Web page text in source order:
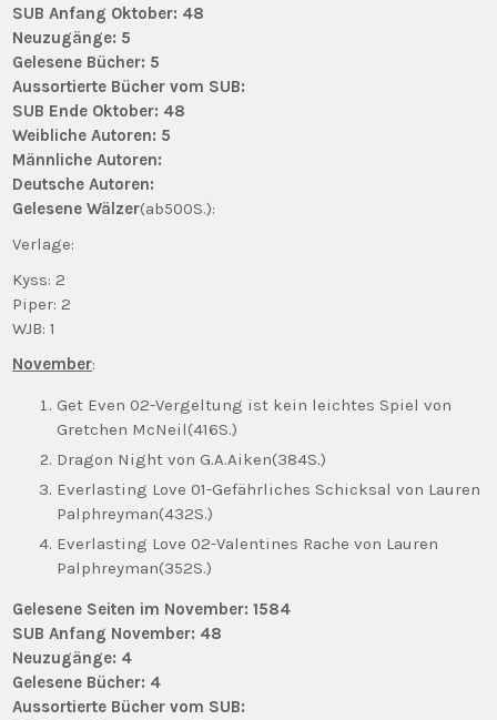
SUB Anfang Oktober: 48
Neuzugänge: 5
Gelesene Bücher: 5
Aussortierte Bücher vom SUB:
SUB Ende Oktober: 48
Weibliche Autoren: 5
Männliche Autoren:
Deutsche Autoren:
Gelesene Wälzer(ab500S.):
Verlage:
Kyss: 2
Piper: 2
WJB: 1
November:
Get Even 02-Vergeltung ist kein leichtes Spiel von
Gretchen McNeil(416S.)
Dragon Night von G.A.Aiken(384S.)
Everlasting Love 01-Gefährliches Schicksal von Lauren
Palphreyman(432S.)
Everlasting Love 02-Valentines Rache von Lauren
Palphreyman(352S.)
Gelesene Seiten im November: 1584
SUB Anfang November: 48
Neuzugänge: 4
Gelesene Bücher: 4
Aussortierte Bücher vom SUB: